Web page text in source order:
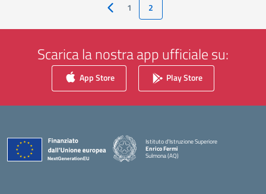
Pagina precedente
1 2
Scarica la nostra app ufficiale su:
App Store Play Store
Istituto d'Istruzione Superiore
Enrico Fermi
Sulmona (AQ)
— Visita la pagina iniziale della scuola